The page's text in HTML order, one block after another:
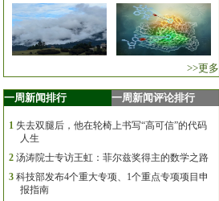
>>更多
一周新闻排行 一周新闻评论排行
1 失去双腿后，他在轮椅上书写“高可信”的代码
人生
2 汤涛院士专访王虹：菲尔兹奖得主的数学之路
3 科技部发布4个重大专项、1个重点专项项目申
报指南